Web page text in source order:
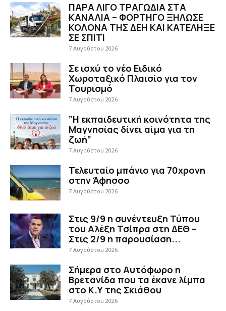
ΠΑΡΑ ΛΙΓΟ ΤΡΑΓΩΔΙΑ ΣΤΑ
ΚΑΝΑΛΙΑ – ΦΟΡΤΗΓΟ ΞΗΛΩΣΕ
ΚΟΛΟΝΑ ΤΗΣ ΔΕΗ ΚΑΙ ΚΑΤΕΛΗΞΕ
ΣΕ ΣΠΙΤΙ
7 Αυγούστου 2026
Σε ισχύ το νέο Ειδικό
Χωροταξικό Πλαισίο για τον
Τουρισμό
7 Αυγούστου 2026
”Η εκπαιδευτική κοινότητα της
Μαγνησίας δίνει αίμα για τη
ζωή”
7 Αυγούστου 2026
Τελευταίο μπάνιο για 70χρονη
στην Άφησσο
7 Αυγούστου 2026
Στις 9/9 η συνέντευξη Τύπου
του Αλέξη Τσίπρα στη ΔΕΘ –
Στις 2/9 η παρουσίαση...
7 Αυγούστου 2026
Σήμερα στο Αυτόφωρο η
Βρετανίδα που τα έκανε λίμπα
στο Κ.Υ της Σκιάθου
7 Αυγούστου 2026